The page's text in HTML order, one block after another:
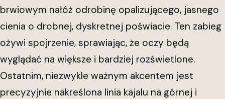
brwiowym nałóż odrobinę opalizującego, jasnego
cienia o drobnej, dyskretnej poświacie. Ten zabieg
ożywi spojrzenie, sprawiając, że oczy będą
wyglądać na większe i bardziej rozświetlone.
Ostatnim, niezwykle ważnym akcentem jest
precyzyjnie nakreślona linia kajalu na górnej i